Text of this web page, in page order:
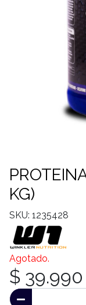
KG)
SKU: 1235428
Agotado.
$ 39.990